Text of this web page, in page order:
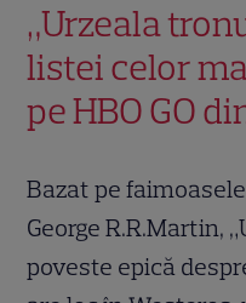
„Urzeala
listei celor
pe HBO GO
Bazat pe
George R.R.Martin,
poveste epică